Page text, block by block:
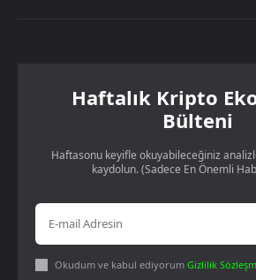
Haftalık Kripto
Bülteni
Haftasonu keyifle okuyabileceğiniz
kaydolun. (Sadece En Önemli
Okudum ve kabul ediyorum Gizlilik